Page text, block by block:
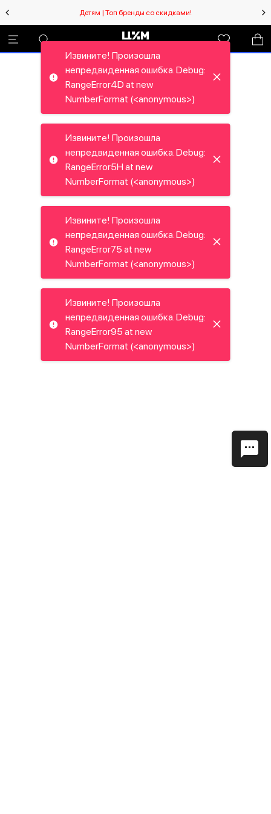
Детям | Топ бренды со скидками!
Извините! Произошла
непредвиденная ошибка. Debug:
RangeError4D at new
NumberFormat (<anonymous>)
Извините! Произошла
непредвиденная ошибка. Debug:
RangeError5H at new
NumberFormat (<anonymous>)
Извините! Произошла
непредвиденная ошибка. Debug:
RangeError75 at new
NumberFormat (<anonymous>)
Извините! Произошла
непредвиденная ошибка. Debug:
RangeError95 at new
NumberFormat (<anonymous>)